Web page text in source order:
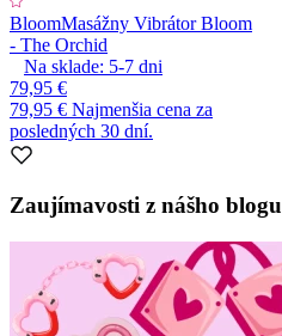
BloomMasážny Vibrátor Bloom
- The Orchid
Na sklade: 5-7 dni
79,95 €
79,95 € Najmenšia cena za
posledných 30 dní.
Zaujímavosti z nášho blogu